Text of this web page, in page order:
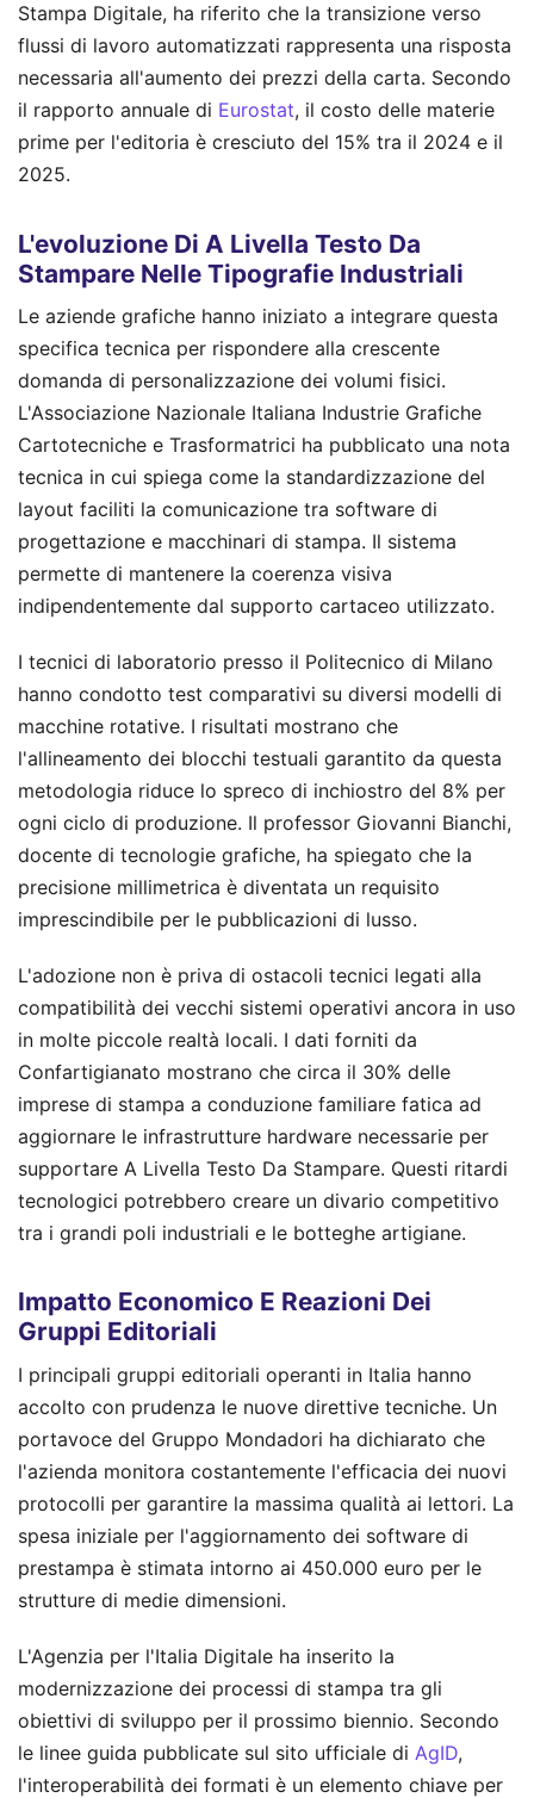
Stampa Digitale, ha riferito che la transizione verso
flussi di lavoro automatizzati rappresenta una risposta
necessaria all'aumento dei prezzi della carta. Secondo
il rapporto annuale di Eurostat, il costo delle materie
prime per l'editoria è cresciuto del 15% tra il 2024 e il
2025.
L'evoluzione Di A Livella Testo Da
Stampare Nelle Tipografie Industriali
Le aziende grafiche hanno iniziato a integrare questa
specifica tecnica per rispondere alla crescente
domanda di personalizzazione dei volumi fisici.
L'Associazione Nazionale Italiana Industrie Grafiche
Cartotecniche e Trasformatrici ha pubblicato una nota
tecnica in cui spiega come la standardizzazione del
layout faciliti la comunicazione tra software di
progettazione e macchinari di stampa. Il sistema
permette di mantenere la coerenza visiva
indipendentemente dal supporto cartaceo utilizzato.
I tecnici di laboratorio presso il Politecnico di Milano
hanno condotto test comparativi su diversi modelli di
macchine rotative. I risultati mostrano che
l'allineamento dei blocchi testuali garantito da questa
metodologia riduce lo spreco di inchiostro del 8% per
ogni ciclo di produzione. Il professor Giovanni Bianchi,
docente di tecnologie grafiche, ha spiegato che la
precisione millimetrica è diventata un requisito
imprescindibile per le pubblicazioni di lusso.
L'adozione non è priva di ostacoli tecnici legati alla
compatibilità dei vecchi sistemi operativi ancora in uso
in molte piccole realtà locali. I dati forniti da
Confartigianato mostrano che circa il 30% delle
imprese di stampa a conduzione familiare fatica ad
aggiornare le infrastrutture hardware necessarie per
supportare A Livella Testo Da Stampare. Questi ritardi
tecnologici potrebbero creare un divario competitivo
tra i grandi poli industriali e le botteghe artigiane.
Impatto Economico E Reazioni Dei
Gruppi Editoriali
I principali gruppi editoriali operanti in Italia hanno
accolto con prudenza le nuove direttive tecniche. Un
portavoce del Gruppo Mondadori ha dichiarato che
l'azienda monitora costantemente l'efficacia dei nuovi
protocolli per garantire la massima qualità ai lettori. La
spesa iniziale per l'aggiornamento dei software di
prestampa è stimata intorno ai 450.000 euro per le
strutture di medie dimensioni.
L'Agenzia per l'Italia Digitale ha inserito la
modernizzazione dei processi di stampa tra gli
obiettivi di sviluppo per il prossimo biennio. Secondo
le linee guida pubblicate sul sito ufficiale di AgID,
l'interoperabilità dei formati è un elemento chiave per